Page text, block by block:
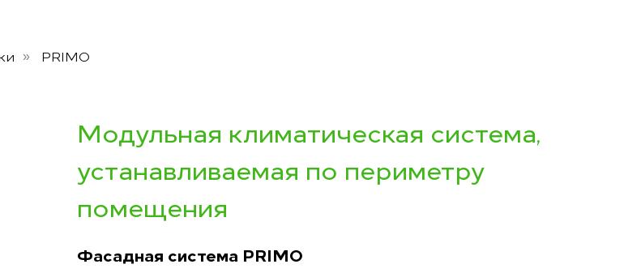
» PRIMO
Модульная климатическая система,
устанавливаемая по периметру
помещения
Фасадная система PRIMO